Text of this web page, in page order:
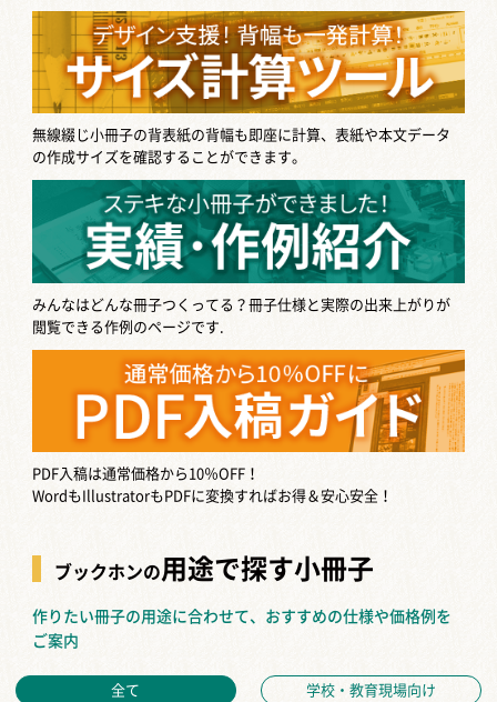
無線綴じ小冊子の背表紙の背幅も即座に計算、表紙や本文データ
の作成サイズを確認することができます。
みんなはどんな冊子つくってる？冊子仕様と実際の出来上がりが
閲覧できる作例のページです.
PDF入稿は通常価格から10％OFF！
WordもIllustratorもPDFに変換すればお得＆安心安全！
ブックホンの用途で探す小冊子
作りたい冊子の用途に合わせて、おすすめの仕様や価格例を
ご案内
全て 学校・教育現場向け